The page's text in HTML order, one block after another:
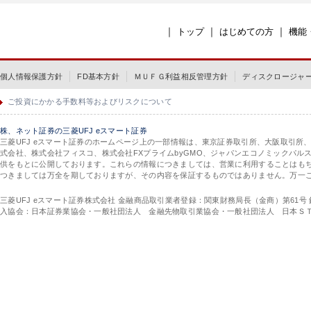
｜ トップ｜ はじめての方 ｜ 機能
個人情報保護方針 FD基本方針 ＭＵＦＧ利益相反管理方針 ディスクロージャ
ご投資にかかる手数料等およびリスクについて
株、ネット証券の三菱UFJ eスマート証券
三菱UFJ eスマート証券のホームページ上の一部情報は、東京証券取引所、大阪取引
式会社、株式会社フィスコ、株式会社FXプライムbyGMO、ジャパンエコノミックパ
供をもとに公開しております。これらの情報につきましては、営業に利用することは
つきましては万全を期しておりますが、その内容を保証するものではありません。万
三菱UFJ eスマート証券株式会社 金融商品取引業者登録：関東財務局長（金商）第61
入協会：日本証券業協会・一般社団法人 金融先物取引業協会・一般社団法人 日本